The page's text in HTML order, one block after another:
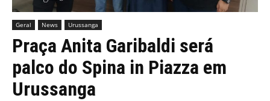
Geral News Urussanga
Praça Anita Garibaldi será
palco do Spina in Piazza em
Urussanga